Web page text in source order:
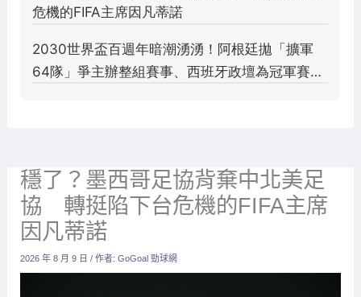
穩了？墨西哥足協背棄中北美足
協 轉挺陷下台危機的FIFA主席
因凡蒂諾
2026 年 8 月 9 日/ 作者:GoGoal 勁球網